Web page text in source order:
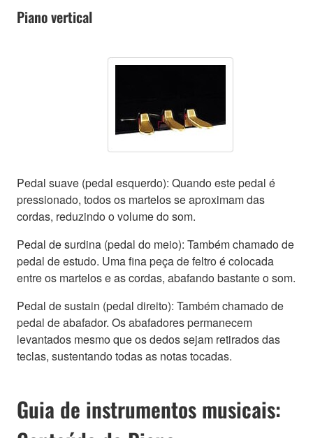
Piano vertical
Pedal suave (pedal esquerdo): Quando este pedal é
pressionado, todos os martelos se aproximam das
cordas, reduzindo o volume do som.
Pedal de surdina (pedal do meio): Também chamado de
pedal de estudo. Uma fina peça de feltro é colocada
entre os martelos e as cordas, abafando bastante o som.
Pedal de sustain (pedal direito): Também chamado de
pedal de abafador. Os abafadores permanecem
levantados mesmo que os dedos sejam retirados das
teclas, sustentando todas as notas tocadas.
Guia de instrumentos musicais: